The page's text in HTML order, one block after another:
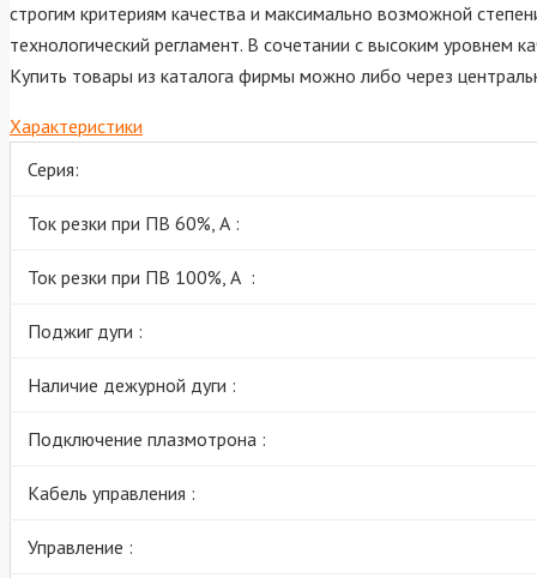
строгим критериям качества и максимально возможной
технологический регламент. В сочетании с высоким
Купить товары из каталога фирмы можно либо через
Характеристики
Серия:
Ток резки при ПВ 60%, А :
Ток резки при ПВ 100%, А :
Поджиг дуги :
Наличие дежурной дуги :
Подключение плазмотрона :
Кабель управления :
Управление :